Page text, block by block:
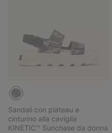
Sandali con plateau e
cinturino alla caviglia
KINETIC™ Sunchase da donna